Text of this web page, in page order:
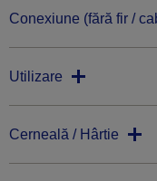
Conexiune (fără fir /
Utilizare
Cerneală / Hârtie